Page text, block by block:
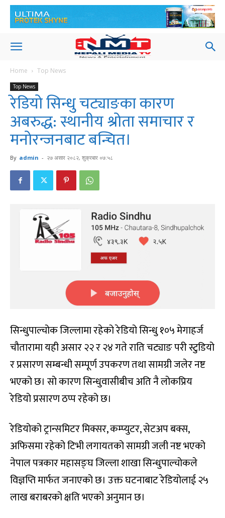
Home Top News
Top News
रेडियो सिन्धु चट्याङका कारण
अबरुद्ध: स्थानीय श्रोता समाचार र
मनोरन्जनबाट बन्चित।
By admin - २७ असार २०८२, शुक्रबार ०७:५८
सिन्धुपाल्चोक जिल्लामा रहेको रेडियो सिन्धु १०५ मेगाहर्ज
चौतारामा यही असार २२ र २४ गते राति चट्याङ परी स्टुडियो
र प्रसारण सम्बन्धी सम्पूर्ण उपकरण तथा सामग्री जलेर नष्ट
भएको छ। सो कारण सिन्धुवासीबीच अति नै लोकप्रिय
रेडियो प्रसारण ठप्प रहेको छ।
रेडियोको ट्रान्समिटर मिक्सर, कम्प्युटर, सेटअप बक्स,
अफिसमा रहेको टिभी लगायतको सामग्री जली नष्ट भएको
नेपाल पत्रकार महासङ्घ जिल्ला शाखा सिन्धुपाल्चोकले
विज्ञप्ति मार्फत जनाएको छ। उक्त घटनाबाट रेडियोलाई २५
लाख बराबरको क्षति भएको अनुमान छ।